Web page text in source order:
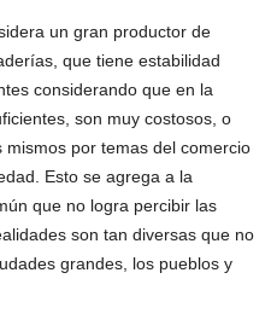
un gran productor de
que tiene estabilidad
considerando que en la
son muy costosos, o
por temas del comercio
Esto se agrega a la
que no logra percibir las
son tan diversas que no
grandes, los pueblos y